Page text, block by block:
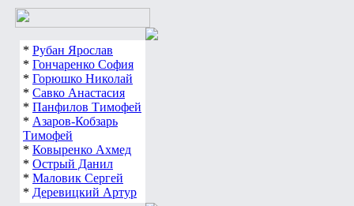
* Рубан Ярослав
* Гончаренко София
* Горюшко Николай
* Савко Анастасия
* Панфилов Тимофей
* Азаров-Кобзарь
Тимофей
* Ковыренко Ахмед
* Острый Данил
* Маловик Сергей
* Деревицкий Артур